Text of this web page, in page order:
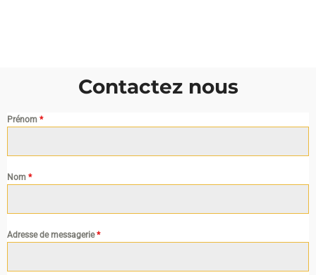
Contactez nous
Prénom *
Nom *
Adresse de messagerie*